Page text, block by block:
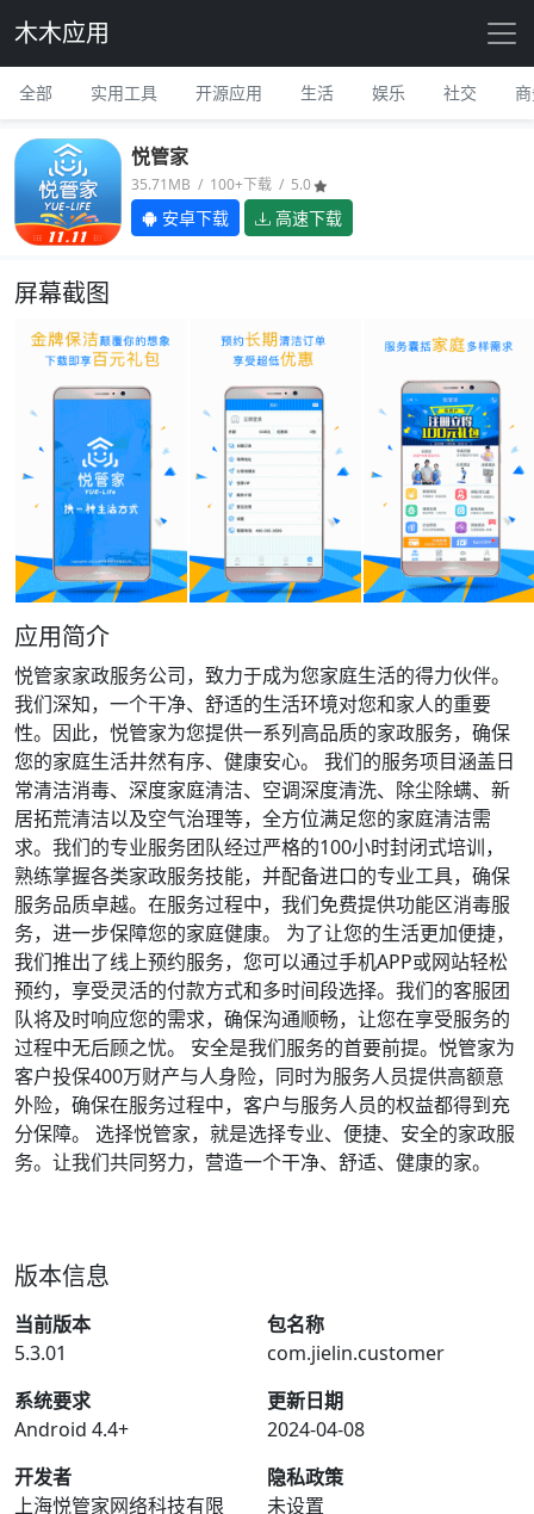
木木应用
全部 实用工具 开源应用 生活 娱乐 社交
悦管家
35.71MB / 100+下载 / 5.0
安卓下载 高速下载
屏幕截图
应用简介
悦管家家政服务公司，致力于成为您家庭生活的得力伙伴。
我们深知，一个干净、舒适的生活环境对您和家人的重要
性。因此，悦管家为您提供一系列高品质的家政服务，确保
您的家庭生活井然有序、健康安心。 我们的服务项目涵盖日
常清洁消毒、深度家庭清洁、空调深度清洗、除尘除螨、新
居拓荒清洁以及空气治理等，全方位满足您的家庭清洁需
求。我们的专业服务团队经过严格的100小时封闭式培训，
熟练掌握各类家政服务技能，并配备进口的专业工具，确保
服务品质卓越。在服务过程中，我们免费提供功能区消毒服
务，进一步保障您的家庭健康。 为了让您的生活更加便捷，
我们推出了线上预约服务，您可以通过手机APP或网站轻松
预约，享受灵活的付款方式和多时间段选择。我们的客服团
队将及时响应您的需求，确保沟通顺畅，让您在享受服务的
过程中无后顾之忧。 安全是我们服务的首要前提。悦管家为
客户投保400万财产与人身险，同时为服务人员提供高额意
外险，确保在服务过程中，客户与服务人员的权益都得到充
分保障。 选择悦管家，就是选择专业、便捷、安全的家政服
务。让我们共同努力，营造一个干净、舒适、健康的家。
版本信息
当前版本
5.3.01
包名称
com.jielin.customer
系统要求
Android 4.4+
更新日期
2024-04-08
开发者
上海悦管家网络科技有限
隐私政策
未设置